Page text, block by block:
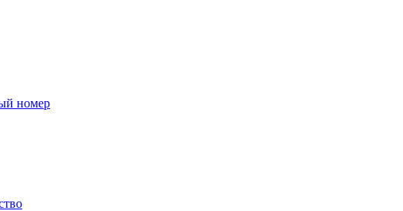
номер